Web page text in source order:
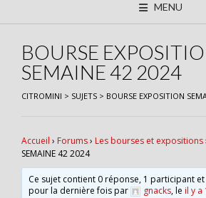
MENU
BOURSE
SEMAINE 42 2024
CITROMINI > SUJETS > BOURSE EXPOSITION
Accueil › Forums› Les bourses et expositions
SEMAINE 42 2024
Ce sujet contient 0 réponse, 1 participant
pour la dernière fois par
gnacks, leil y a